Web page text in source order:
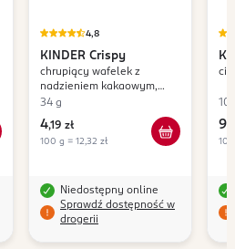
4,8
KINDER Crispy
chrupiący wafelek z
nadzieniem kakaowym,
orzechowym i mlecznym
34 g
4,19 zł
100 g = 12,32 zł
Niedostępny online
Sprawdź dostępność w
drogerii
9